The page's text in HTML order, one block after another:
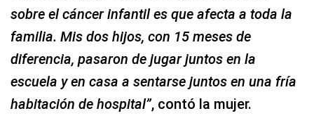
sobre el cáncer infantil es que afecta a toda la
familia. Mis dos hijos, con 15 meses de
diferencia, pasaron de jugar juntos en la
escuela y en casa a sentarse juntos en una fría
habitación de hospital”, contó la mujer.